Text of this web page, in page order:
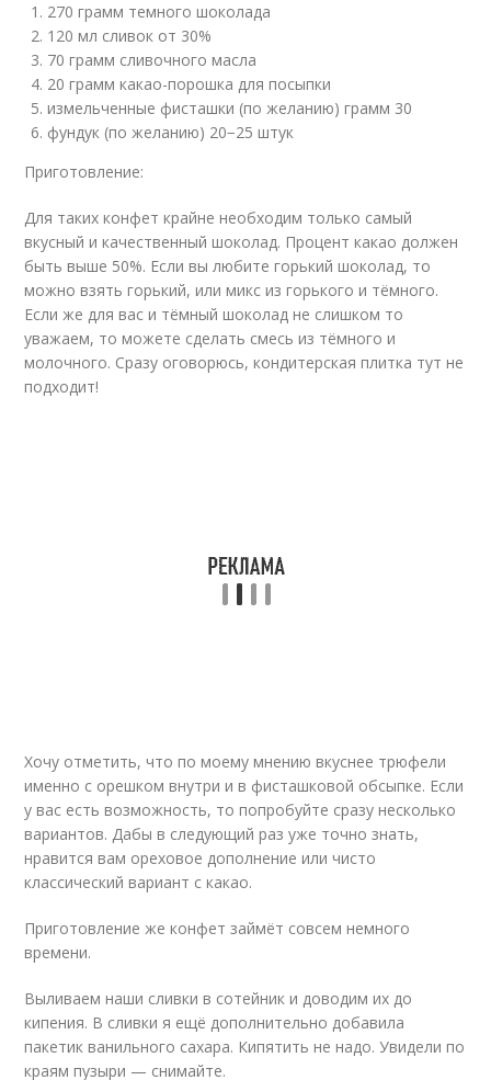
270 грамм темного шоколада
120 мл сливок от 30%
70 грамм сливочного масла
20 грамм какао-порошка для посыпки
измельченные фисташки (по желанию) грамм 30
фундук (по желанию) 20−25 штук
Приготовление:
Для таких конфет крайне необходим только самый
вкусный и качественный шоколад. Процент какао должен
быть выше 50%. Если вы любите горький шоколад, то
можно взять горький, или микс из горького и тёмного.
Если же для вас и тёмный шоколад не слишком то
уважаем, то можете сделать смесь из тёмного и
молочного. Сразу оговорюсь, кондитерская плитка тут не
подходит!
Хочу отметить, что по моему мнению вкуснее трюфели
именно с орешком внутри и в фисташковой обсыпке. Если
у вас есть возможность, то попробуйте сразу несколько
вариантов. Дабы в следующий раз уже точно знать,
нравится вам ореховое дополнение или чисто
классический вариант с какао.
Приготовление же конфет займёт совсем немного
времени.
Выливаем наши сливки в сотейник и доводим их до
кипения. В сливки я ещё дополнительно добавила
пакетик ванильного сахара. Кипятить не надо. Увидели по
краям пузыри — снимайте.